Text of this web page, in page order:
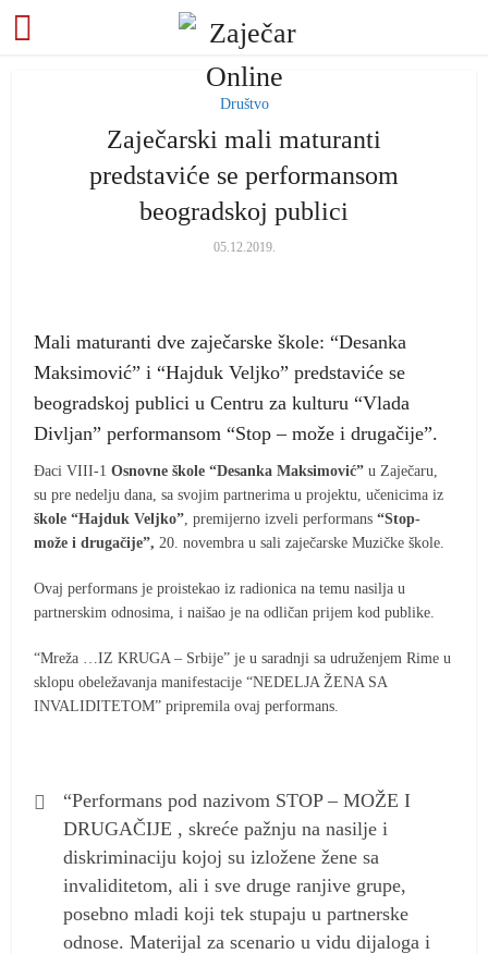
Društvo
Zaječarski mali maturanti
predstaviće se performansom
beogradskoj publici
05.12.2019.
Mali maturanti dve zaječarske škole: “Desanka
Maksimović” i “Hajduk Veljko” predstaviće se
beogradskoj publici u Centru za kulturu “Vlada
Divljan” performansom “Stop – može i drugačije”.
Đaci VIII-1Osnovne škole “Desanka Maksimović” u Zaječaru,
su pre nedelju dana, sa svojim partnerima u projektu, učenicima iz
škole “Hajduk Veljko”, premijerno izveli performans“Stop-
može i drugačije”, 20. novembra u sali zaječarske Muzičke škole.
Ovaj performans je proistekao iz radionica na temu nasilja u
partnerskim odnosima, i naišao je na odličan prijem kod publike.
“Mreža …IZ KRUGA – Srbije” je u saradnji sa udruženjem Rime u
sklopu obeležavanja manifestacije “NEDELJA ŽENA SA
INVALIDITETOM” pripremila ovaj performans.
“Performans pod nazivom STOP – MOŽE I
DRUGAČIJE , skreće pažnju na nasilje i
diskriminaciju kojoj su izložene žene sa
invaliditetom, ali i sve druge ranjive grupe,
posebno mladi koji tek stupaju u partnerske
odnose. Materijal za scenario u vidu dijaloga i